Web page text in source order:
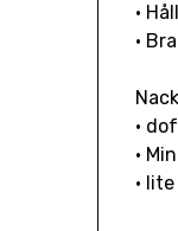
•
•
•
•
•